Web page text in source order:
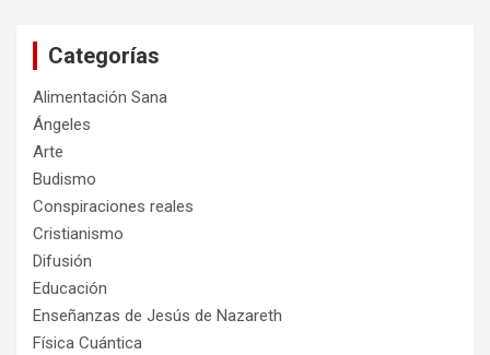
Categorías
Alimentación Sana
Ángeles
Arte
Budismo
Conspiraciones reales
Cristianismo
Difusión
Educación
Enseñanzas de Jesús de Nazareth
Física Cuántica